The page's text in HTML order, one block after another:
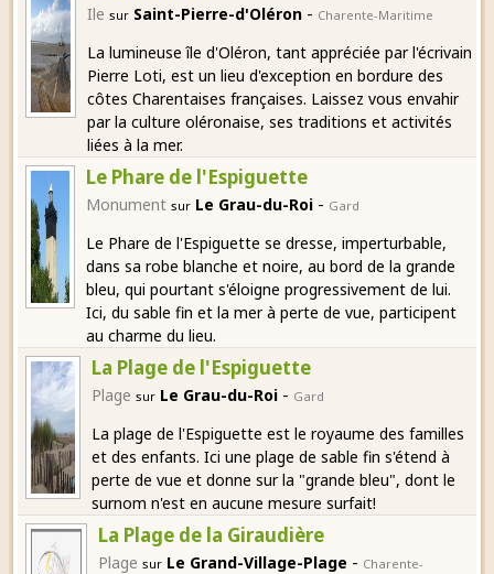
Ile sur Saint-Pierre-d'Oléron - Charente-Maritime
La lumineuse île d'Oléron, tant appréciée par l'écrivain
Pierre Loti, est un lieu d'exception en bordure des
côtes Charentaises françaises. Laissez vous envahir
par la culture oléronaise, ses traditions et activités
liées à la mer.
Le Phare de l'Espiguette
Monument sur Le Grau-du-Roi - Gard
Le Phare de l'Espiguette se dresse, imperturbable,
dans sa robe blanche et noire, au bord de la grande
bleu, qui pourtant s'éloigne progressivement de lui.
Ici, du sable fin et la mer à perte de vue, participent
au charme du lieu.
La Plage de l'Espiguette
Plage sur Le Grau-du-Roi - Gard
La plage de l'Espiguette est le royaume des familles
et des enfants. Ici une plage de sable fin s'étend à
perte de vue et donne sur la "grande bleu", dont le
surnom n'est en aucune mesure surfait!
La Plage de la Giraudière
Plage sur Le Grand-Village-Plage - Charente-